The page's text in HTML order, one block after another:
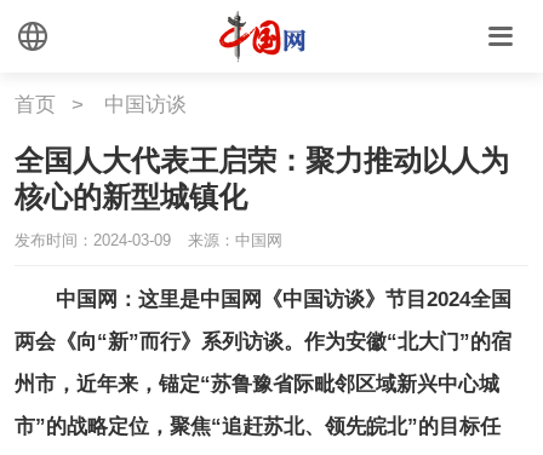
首页 > 中国访谈
全国人大代表王启荣：聚力推动以人为
核心的新型城镇化
发布时间：2024-03-09 15:38:34来源：中国网
中国网：这里是中国网《中国访谈》节目2024全国
两会《向“新”而行》系列访谈。作为安徽“北大门”的宿
州市，近年来，锚定“苏鲁豫省际毗邻区域新兴中心城
市”的战略定位，聚焦“追赶苏北、领先皖北”的目标任